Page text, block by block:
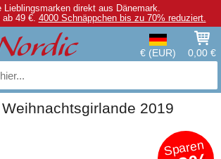
Lieblingsmarken direkt aus Dänemark.
ab 49 €. 4000 Schnäppchen bis zu 70% reduziert.
€ (EUR) 0,00 €
2019
Sparen